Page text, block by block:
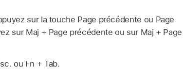
sur la touche Page précédente ou Page
sur Maj + Page précédente ou sur Maj + Page
ou Fn + Tab.